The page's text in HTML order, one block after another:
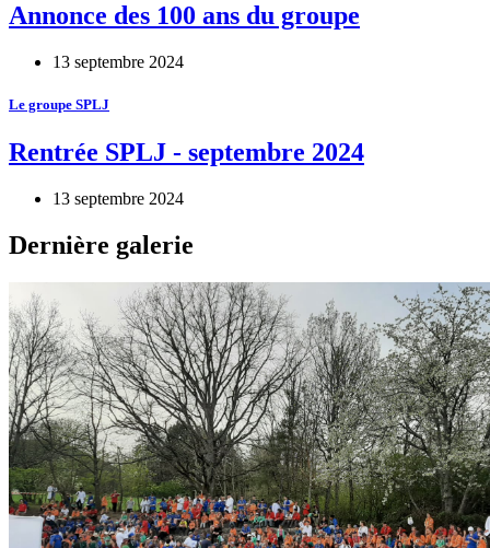
Annonce des 100 ans du groupe
13 septembre 2024
Le groupe SPLJ
Rentrée SPLJ - septembre 2024
13 septembre 2024
Dernière galerie